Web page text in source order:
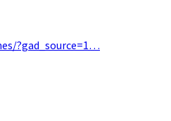
?gad_source=1…